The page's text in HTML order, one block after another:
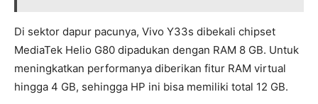
Di sektor dapur pacunya, Vivo Y33s dibekali chipset
MediaTek Helio G80 dipadukan dengan RAM 8 GB. Untuk
meningkatkan performanya diberikan fitur RAM virtual
hingga 4 GB, sehingga HP ini bisa memiliki total 12 GB.